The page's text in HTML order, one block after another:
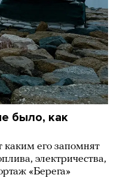
было, как
его запомнят
электричества,
«Берега»